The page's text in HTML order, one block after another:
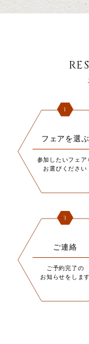
1
フェアを選ぶ
参加したいフェア
お選びください
3
ご連絡
ご予約完了の
お知らせをします